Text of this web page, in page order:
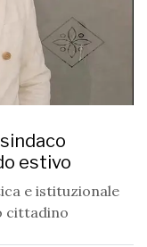
estivo
e istituzionale
cittadino